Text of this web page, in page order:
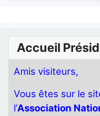
Accueil
Amis visiteurs,
Vous êtes sur le
l’Association